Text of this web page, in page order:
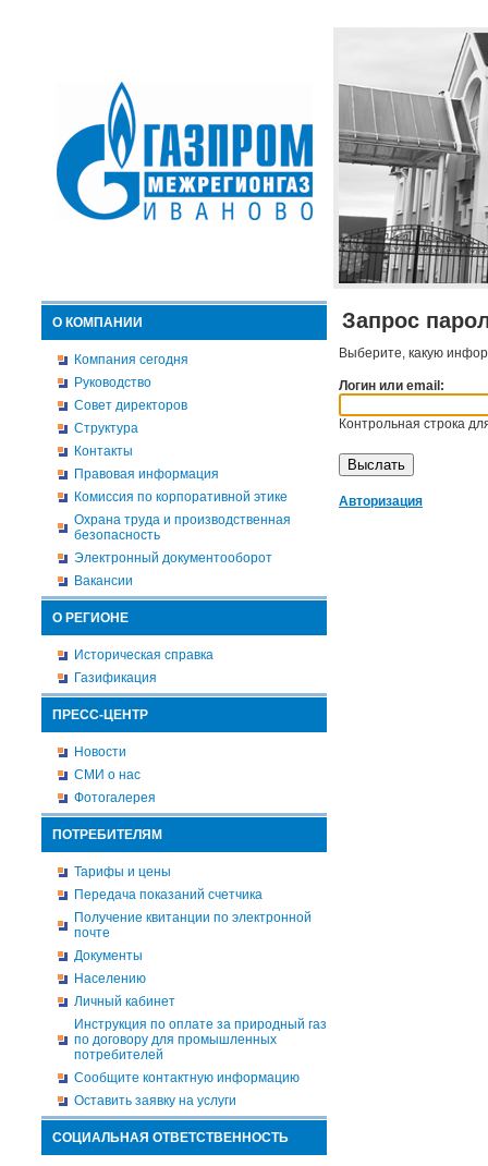
О КОМПАНИИ
Компания сегодня
Руководство
Совет директоров
Структура
Контакты
Правовая информация
Комиссия по корпоративной этике
Охрана труда и производственная
безопасность
Электронный документооборот
Вакансии
О РЕГИОНЕ
Историческая справка
Газификация
ПРЕСС-ЦЕНТР
Новости
СМИ о нас
Фотогалерея
ПОТРЕБИТЕЛЯМ
Тарифы и цены
Передача показаний счетчика
Получение квитанции по электронной
почте
Документы
Населению
Личный кабинет
Инструкция по оплате за природный газ
по договору для промышленных
потребителей
Сообщите контактную информацию
Оставить заявку на услуги
СОЦИАЛЬНАЯ ОТВЕТСТВЕННОСТЬ
Запрос
Выберите, какую
Логин или email:
Контрольная строка
Авторизация